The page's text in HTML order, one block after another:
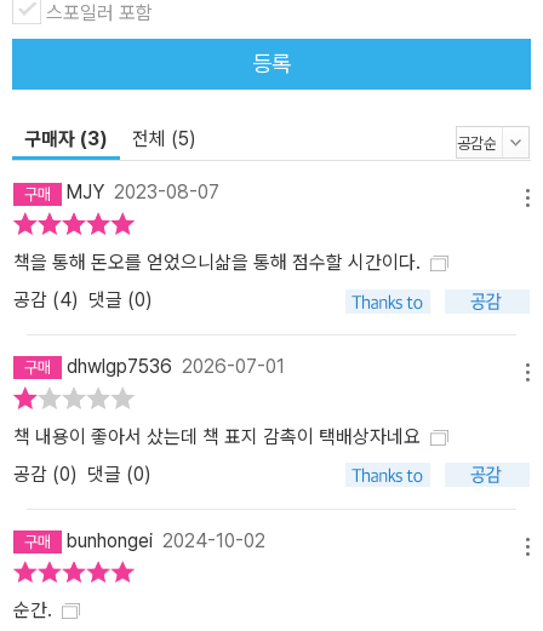
스포일러 포함
등록
구매자 (3) 전체 (5)
MJY 2023-08-07
책을 통해 돈오를 얻었으니삶을 통해 점수할 시간이다.
공감 (4) 댓글 (0)
dhwlgp7536 2026-07-01
책 내용이 좋아서 샀는데 책 표지 감촉이 택배상자네요
공감 (0) 댓글 (0)
bunhongei 2024-10-02
순간.